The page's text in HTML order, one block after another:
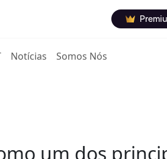
Notícias Somos Nós
um dos